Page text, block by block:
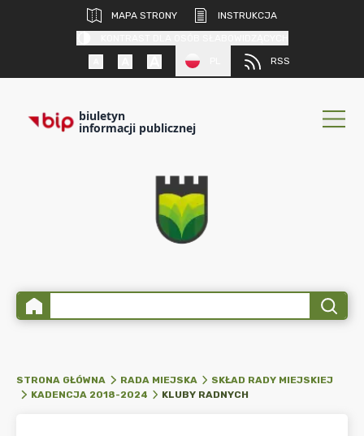
MAPA STRONY
INSTRUKCJA
RSS
biuletyn
informacji publicznej
STRONA GŁÓWNA RADA MIEJSKA
SKŁAD RADY MIEJSKIEJ
KADENCJA 2018-2024
KLUBY RADNYCH